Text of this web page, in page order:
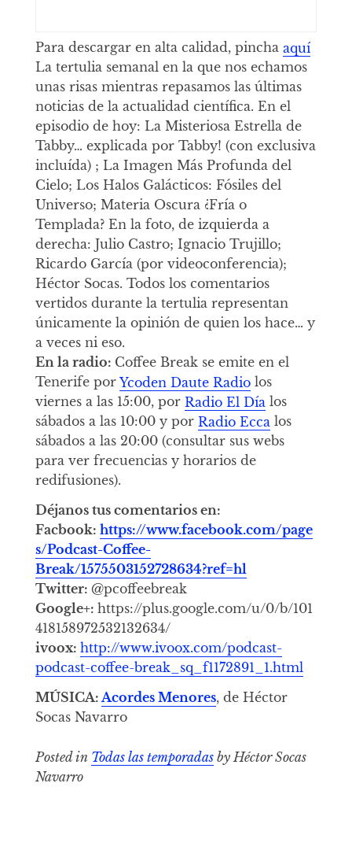
Para descargar en alta calidad, pincha aquí
La tertulia semanal en la que nos echamos
unas risas mientras repasamos las últimas
noticias de la actualidad científica. En el
episodio de hoy: La Misteriosa Estrella de
Tabby… explicada por Tabby! (con exclusiva
incluída) ; La Imagen Más Profunda del
Cielo; Los Halos Galácticos: Fósiles del
Universo; Materia Oscura ¿Fría o
Templada? En la foto, de izquierda a
derecha: Julio Castro; Ignacio Trujillo;
Ricardo García (por videoconferencia);
Héctor Socas. Todos los comentarios
vertidos durante la tertulia representan
únicamente la opinión de quien los hace… y
a veces ni eso.
En la radio: Coffee Break se emite en el
Tenerife por Ycoden Daute Radiolos
viernes a las 15:00, por Radio El Día los
sábados a las 10:00 y por Radio Ecca los
sábados a las 20:00 (consultar sus webs
para ver frecuencias y horarios de
redifusiones).
Déjanos tus comentarios en:
Facbook: https://www.facebook.com/page
s/Podcast-Coffee-
Break/1575503152728634?ref=hl
Twitter: @pcoffeebreak
Google+: https://plus.google.com/u/0/b/101
418158972532132634/
ivoox: http://www.ivoox.com/podcast-
podcast-coffee-break_sq_f1172891_1.html
MÚSICA:Acordes Menores, de Héctor
Socas Navarro
Posted in Todas las temporadasby Héctor Socas
Navarro